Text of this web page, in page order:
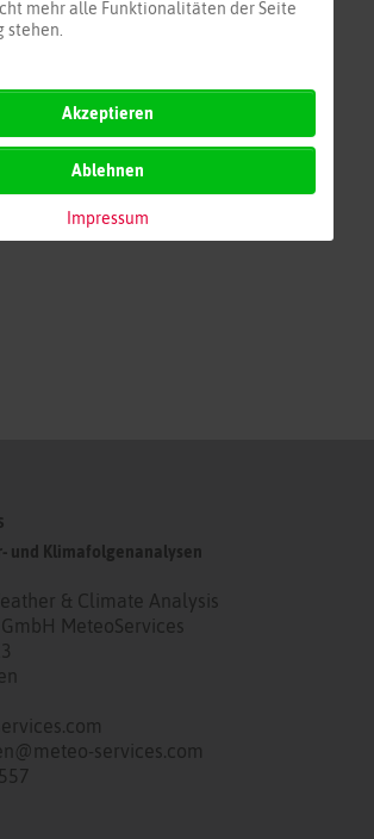
und Klimafolgenanalysen
& Climate Analysis
MeteoServices
services.com
mehr alle Funktionalitäten der Seite
stehen.
Akzeptieren
Ablehnen
Impressum